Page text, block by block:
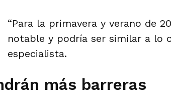
“Para la primavera y verano de
notable y podría ser similar a lo
especialista.
más barreras